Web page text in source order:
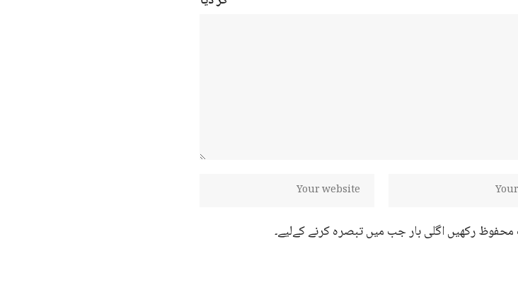
محفوظ رکھیں اگلی بار جب میں تبصرہ کرنے کےلیے۔